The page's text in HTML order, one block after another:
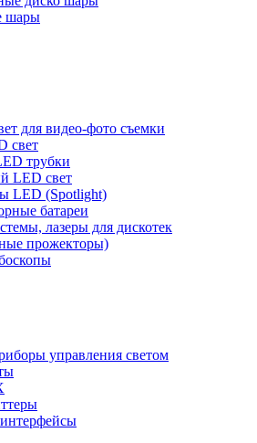
шары
для видео-фото съемки
свет
трубки
LED свет
LED (Spotlight)
батареи
лазеры для дискотек
прожекторы)
управления светом